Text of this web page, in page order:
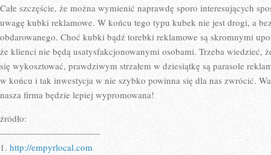
Całe szczęście, że można wymienić naprawdę sporo interesujących
uwagę kubki reklamowe. W końcu tego typu kubek nie jest drogi, a
obdarowanego. Choć kubki bądź torebki reklamowe są skromnymi
że klienci nie będą usatysfakcjonowanymi osobami. Trzeba wiedzieć,
się wykosztować, prawdziwym strzałem w dziesiątkę są parasole
w końcu i tak inwestycja w nie szybko powinna się dla nas zwrócić.
nasza firma będzie lepiej wypromowana!
źródło:
———————————
1. http://empyrlocal.com